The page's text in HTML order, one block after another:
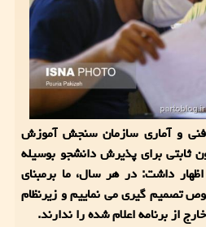
فنی و آماری سازمان سنجش آموزش
ثابتی برای پذیرش دانشجو بوسیله
داشت: در هر سال، ما برمبنای
تصمیم گیری می نماییم و زیرنظام
از برنامه اعلام شده را ندارند.